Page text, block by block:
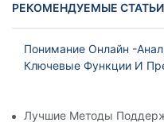
РЕКОМЕНДУЕМЫЕ СТАТЬИ
Понимание Онлайн -
Ключевые Функции И
Лучшие Методы